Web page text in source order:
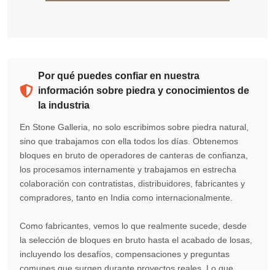
Por qué puedes confiar en nuestra
información sobre piedra y conocimientos de
la industria
En Stone Galleria, no solo escribimos sobre piedra natural,
sino que trabajamos con ella todos los días. Obtenemos
bloques en bruto de operadores de canteras de confianza,
los procesamos internamente y trabajamos en estrecha
colaboración con contratistas, distribuidores, fabricantes y
compradores, tanto en India como internacionalmente.
Como fabricantes, vemos lo que realmente sucede, desde
la selección de bloques en bruto hasta el acabado de losas,
incluyendo los desafíos, compensaciones y preguntas
comunes que surgen durante proyectos reales. Lo que